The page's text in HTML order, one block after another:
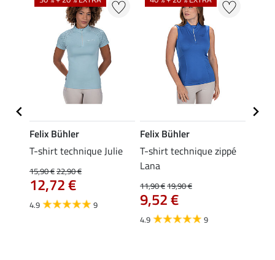
Felix Bühler
T-shirt technique Julie
15,90 €22,90 €
12,72 €
4.9 9
Felix Bühler
T-shirt technique zippé
Lana
11,90 €19,90 €
9,52 €
4.9 9